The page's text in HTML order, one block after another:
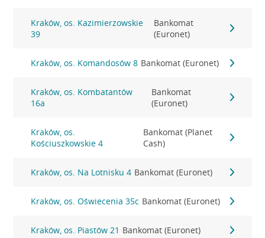
Kraków, os. Kazimierzowskie
39
Bankomat
(Euronet)
Kraków, os. Komandosów 8 Bankomat (Euronet)
Kraków, os. Kombatantów
16a
Bankomat
(Euronet)
Kraków, os.
Kościuszkowskie 4
Bankomat (Planet
Cash)
Kraków, os. Na Lotnisku 4 Bankomat (Euronet)
Kraków, os. Oświecenia 35c Bankomat (Euronet)
Kraków, os. Piastów 21 Bankomat (Euronet)